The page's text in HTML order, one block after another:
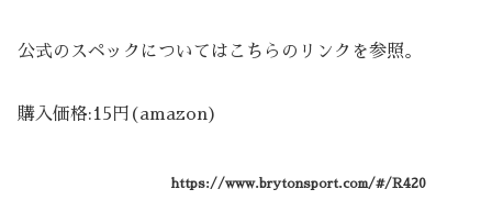
公式のスペックについてはこちらのリンクを参照。
購入価格:15円(amazon)
https://www.brytonsport.com/#/R420